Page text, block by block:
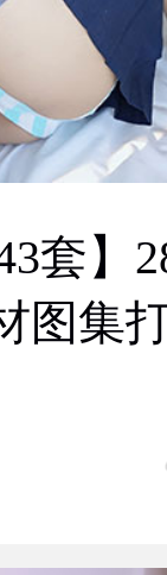
套】
图集